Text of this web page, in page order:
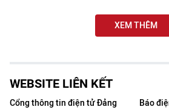
NHÂN DÂN HẰNG THÁNG
XEM THÊM
WEBSITE LIÊN KẾT
Cổng thông tin điện tử Đảng
Báo